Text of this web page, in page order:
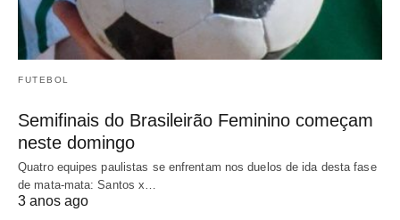
FUTEBOL
Semifinais do Brasileirão Feminino começam
neste domingo
Quatro equipes paulistas se enfrentam nos duelos de ida desta fase
de mata-mata: Santos x…
3 anos ago